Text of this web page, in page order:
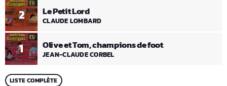
1 Olive et Tom, champions de foot
JEAN-CLAUDE CORBEL
2 Le Petit Lord
CLAUDE LOMBARD
LISTE COMPLÈTE